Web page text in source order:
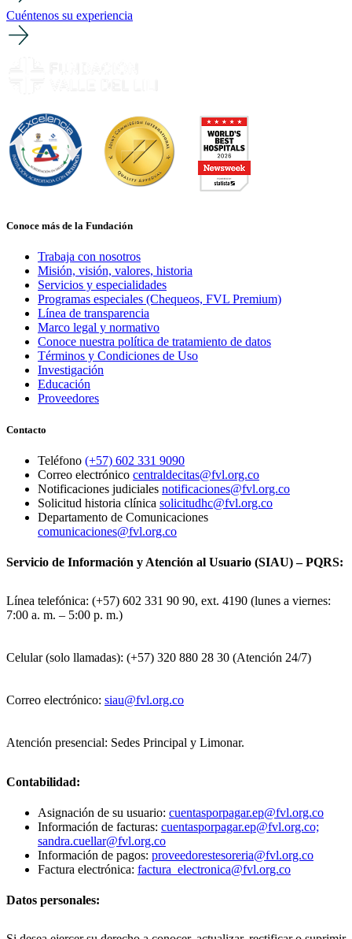
Cuéntenos su experiencia
Conoce más de la Fundación
Trabaja con nosotros
Misión, visión, valores, historia
Servicios y especialidades
Programas especiales (Chequeos, FVL Premium)
Línea de transparencia
Marco legal y normativo
Conoce nuestra política de tratamiento de datos
Términos y Condiciones de Uso
Investigación
Educación
Proveedores
Contacto
Teléfono (+57) 602 331 9090
Correo electrónico centraldecitas@fvl.org.co
Notificaciones judiciales notificaciones@fvl.org.co
Solicitud historia clínica solicitudhc@fvl.org.co
Departamento de Comunicaciones
comunicaciones@fvl.org.co
Servicio de Información y Atención al Usuario (SIAU) – PQRS:
Línea telefónica: (+57) 602 331 90 90, ext. 4190 (lunes a viernes:
7:00 a. m. – 5:00 p. m.)
Celular (solo llamadas): (+57) 320 880 28 30 (Atención 24/7)
Correo electrónico: siau@fvl.org.co
Atención presencial: Sedes Principal y Limonar.
Contabilidad:
Asignación de su usuario: cuentasporpagar.ep@fvl.org.co
Información de facturas: cuentasporpagar.ep@fvl.org.co;
sandra.cuellar@fvl.org.co
Información de pagos: proveedorestesoreria@fvl.org.co
Factura electrónica: factura_electronica@fvl.org.co
Datos personales: